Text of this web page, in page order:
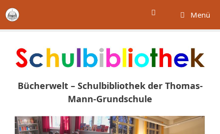
Zum
Inhalt
springen
Menü
Bücherwelt – Schulbibliothek der Thomas-
Mann-Grundschule